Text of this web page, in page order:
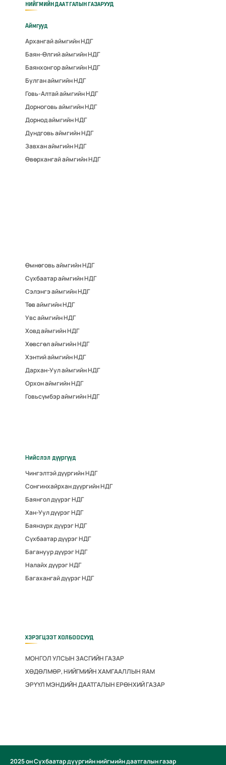
НИЙГМИЙН ДААТГАЛЫН ГАЗАРУУД
Аймгууд
Архангай аймгийн НДГ
Баян-Өлгий аймгийн НДГ
Баянхонгор аймгийн НДГ
Булган аймгийн НДГ
Говь-Алтай аймгийн НДГ
Дорноговь аймгийн НДГ
Дорнод аймгийн НДГ
Дундговь аймгийн НДГ
Завхан аймгийн НДГ
Өвөрхангай аймгийн НДГ
Өмнөговь аймгийн НДГ
Сүхбаатар аймгийн НДГ
Сэлэнгэ аймгийн НДГ
Төв аймгийн НДГ
Увс аймгийн НДГ
Ховд аймгийн НДГ
Хөвсгөл аймгийн НДГ
Хэнтий аймгийн НДГ
Дархан-Уул аймгийн НДГ
Орхон аймгийн НДГ
Говьсүмбэр аймгийн НДГ
Нийслэл дүүргүүд
Чингэлтэй дүүргийн НДГ
Сонгинхайрхан дүүргийн НДГ
Баянгол дүүрэг НДГ
Хан-Уул дүүрэг НДГ
Баянзүрх дүүрэг НДГ
Сүхбаатар дүүрэг НДГ
Багануур дүүрэг НДГ
Налайх дүүрэг НДГ
Багахангай дүүрэг НДГ
ХЭРЭГЦЭЭТ ХОЛБООСУУД
МОНГОЛ УЛСЫН ЗАСГИЙН ГАЗАР
ХӨДӨЛМӨР, НИЙГМИЙН ХАМГААЛЛЫН ЯАМ
ЭРҮҮЛ МЭНДИЙН ДААТГАЛЫН ЕРӨНХИЙ ГАЗАР
2025 он Сүхбаатар дүүргийн нийгмийн даатгалын газар